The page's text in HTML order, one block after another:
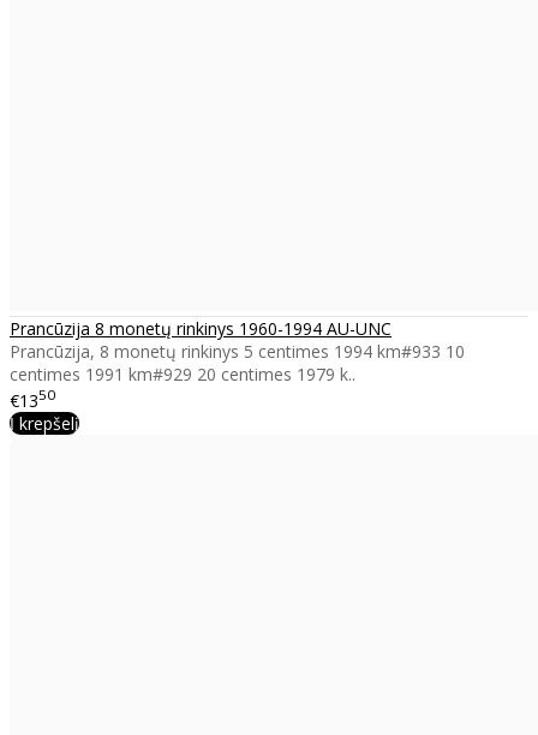
Prancūzija 8 monetų rinkinys 1960-1994 AU-UNC
Prancūzija, 8 monetų rinkinys 5 centimes 1994 km#933 10
centimes 1991 km#929 20 centimes 1979 k..
€1350
Į krepšelį